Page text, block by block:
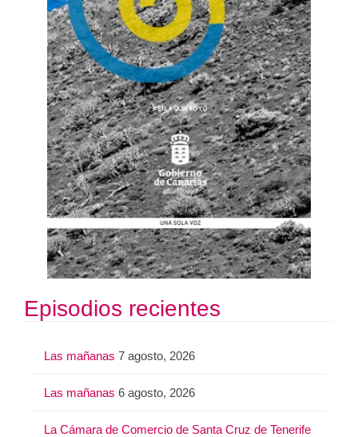
Episodios recientes
Las mañanas 7 agosto, 2026
Las mañanas 6 agosto, 2026
La Cámara de Comercio de Santa Cruz de Tenerife